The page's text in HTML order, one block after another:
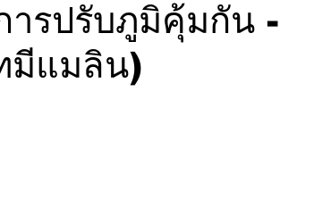
ารปรับภูมิคุ้มกัน -
แมลิน)